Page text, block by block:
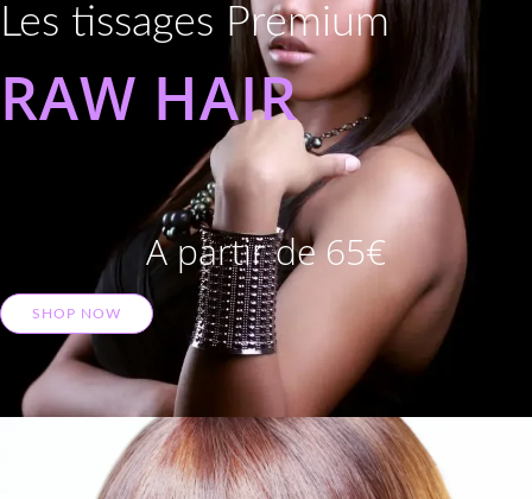
Les tissages Premium
RAW HAIR
A partir de 65€
SHOP NOW